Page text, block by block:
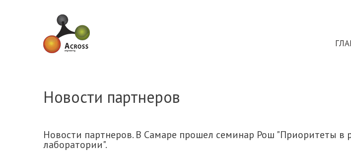
Новости партнеров
Новости партнеров. В Самаре прошел семинар Рош "Приоритеты в
лаборатории".